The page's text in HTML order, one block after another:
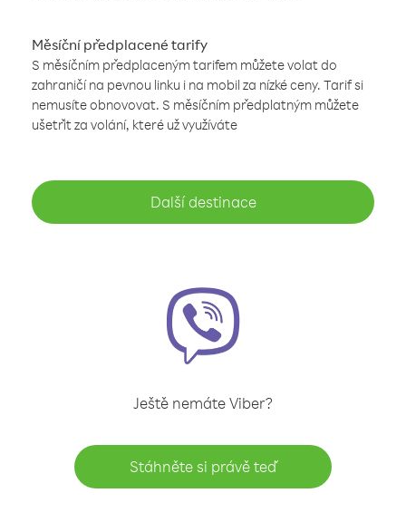
Měsíční předplacené tarify
S měsíčním předplaceným tarifem můžete volat do
zahraničí na pevnou linku i na mobil za nízké ceny. Tarif si
nemusíte obnovovat. S měsíčním předplatným můžete
ušetřit za volání, které už využíváte
Další destinace
Ještě nemáte Viber?
Stáhněte si právě teď